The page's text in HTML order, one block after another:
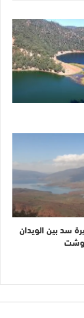
سد بين الويدان